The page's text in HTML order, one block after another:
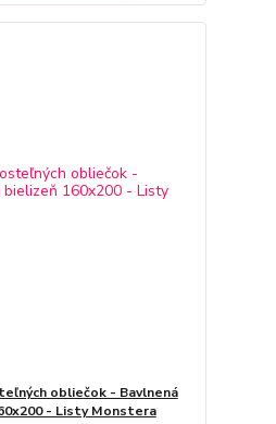
obliečok - Bavlnená
- Listy Monstera